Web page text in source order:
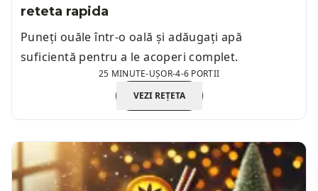
reteta rapida
Puneți ouăle într-o oală și adăugați apă
suficientă pentru a le acoperi complet.
25 MINUTE-UȘOR-4-6 PORTII
VEZI REȚETA